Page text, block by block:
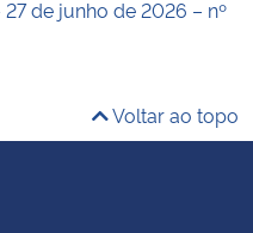
de junho de 2026 – nº
Voltar ao topo